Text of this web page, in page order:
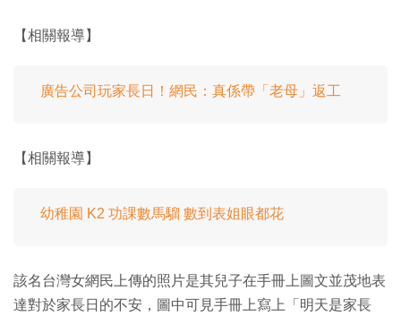
【相關報導】
廣告公司玩家長日！網民：真係帶「老母」返工
【相關報導】
幼稚園 K2 功課數馬騮 數到表姐眼都花
該名台灣女網民上傳的照片是其兒子在手冊上圖文並茂地表
達對於家長日的不安，圖中可見手冊上寫上「明天是家長